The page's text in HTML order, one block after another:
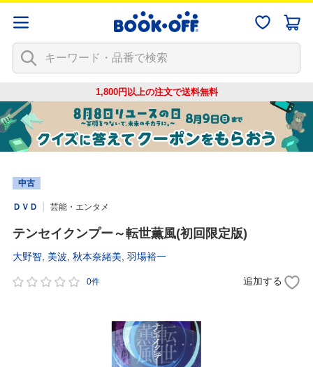
1,800円以上の注文で送料無料
中古
ＤＶＤ 芸能・エンタメ
テンセイクンプー～転世薫風(初回限定版)
大野智 美波 秋本奈緒美 羽場裕一
0件 追加する